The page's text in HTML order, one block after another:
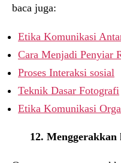
baca juga:
Etika Komunikasi
Cara Menjadi Penyiar
Proses Interaksi sosial
Teknik Dasar Fotografi
Etika Komunikasi
12. Menggerakkan